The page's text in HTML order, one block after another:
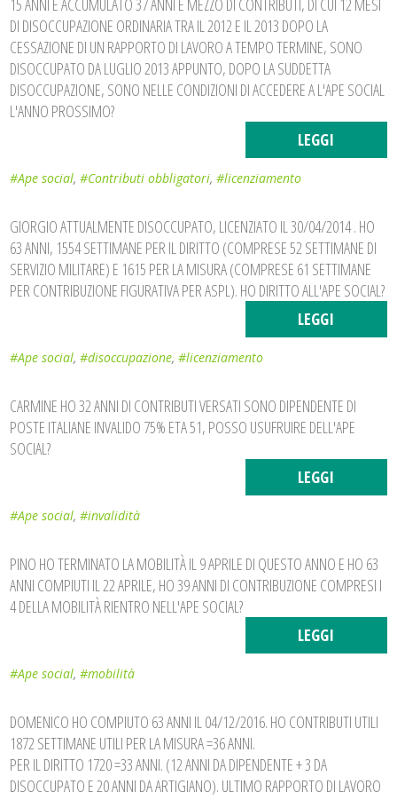
15 ANNI E ACCUMULATO 37 ANNI E MEZZO DI CONTRIBUTI, DI CUI 12 MESI
DI DISOCCUPAZIONE ORDINARIA TRA IL 2012 E IL 2013 DOPO LA
CESSAZIONE DI UN RAPPORTO DI LAVORO A TEMPO TERMINE, SONO
DISOCCUPATO DA LUGLIO 2013 APPUNTO, DOPO LA SUDDETTA
DISOCCUPAZIONE, SONO NELLE CONDIZIONI DI ACCEDERE A L'APE SOCIAL
L'ANNO PROSSIMO?
LEGGI
#Ape social,#Contributi obbligatori,#licenziamento
GIORGIO ATTUALMENTE DISOCCUPATO, LICENZIATO IL 30/04/2014 . HO
63 ANNI, 1554 SETTIMANE PER IL DIRITTO (COMPRESE 52 SETTIMANE DI
SERVIZIO MILITARE) E 1615 PER LA MISURA (COMPRESE 61 SETTIMANE
PER CONTRIBUZIONE FIGURATIVA PER ASPL). HO DIRITTO ALL'APE SOCIAL?
LEGGI
#Ape social,#disoccupazione,#licenziamento
CARMINE HO 32 ANNI DI CONTRIBUTI VERSATI SONO DIPENDENTE DI
POSTE ITALIANE INVALIDO 75% ETA 51, POSSO USUFRUIRE DELL'APE
SOCIAL?
LEGGI
#Ape social,#invalidità
PINO HO TERMINATO LA MOBILITÀ IL 9 APRILE DI QUESTO ANNO E HO 63
ANNI COMPIUTI IL 22 APRILE, HO 39 ANNI DI CONTRIBUZIONE COMPRESI I
4 DELLA MOBILITÀ RIENTRO NELL'APE SOCIAL?
LEGGI
#Ape social,#mobilità
DOMENICO HO COMPIUTO 63 ANNI IL 04/12/2016. HO CONTRIBUTI UTILI
1872 SETTIMANE UTILI PER LA MISURA =36 ANNI.
PER IL DIRITTO 1720 =33 ANNI. (12 ANNI DA DIPENDENTE + 3 DA
DISOCCUPATO E 20 ANNI DA ARTIGIANO). ULTIMO RAPPORTO DI LAVORO